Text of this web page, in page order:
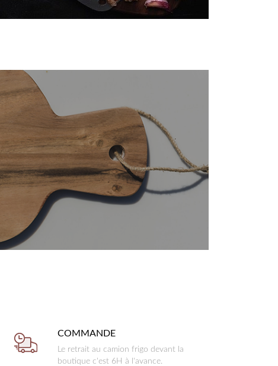
COMMANDE
Le retrait au camion frigo devant la
boutique c'est 6H à l'avance.